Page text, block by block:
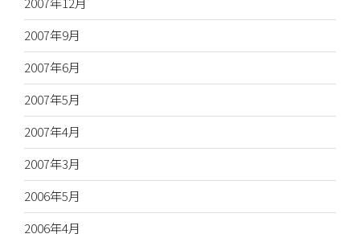
2007年9月
2007年6月
2007年5月
2007年4月
2007年3月
2006年5月
2006年4月